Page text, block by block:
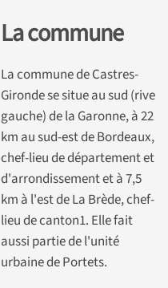
La commune
La commune de Castres-
Gironde se situe au sud (rive
gauche) de la Garonne, à 22
km au sud-est de Bordeaux,
chef-lieu de département et
d'arrondissement et à 7,5
km à l'est de La Brède, chef-
lieu de canton1. Elle fait
aussi partie de l'unité
urbaine de Portets.